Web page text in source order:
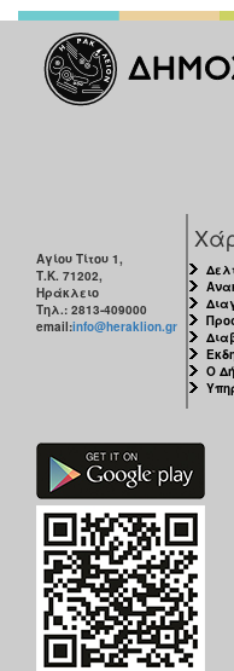
Αγίου Τίτου 1,
Τ.Κ. 71202,
Ηράκλειο
Τηλ.: 2813-409000
email:info@heraklion.gr
Ο